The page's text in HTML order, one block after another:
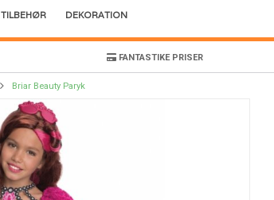
TILBEHØR DEKORATION
FANTASTIKE PRISER
Briar Beauty Paryk